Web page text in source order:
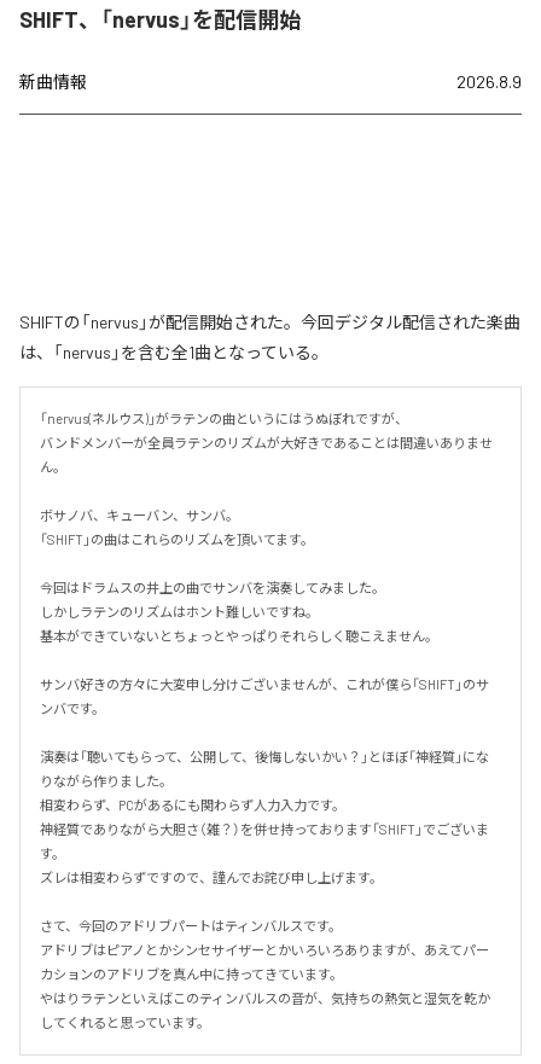
SHIFT、「nervus」を配信開始
新曲情報 2026.8.9
SHIFTの「nervus」が配信開始された。今回デジタル配信された楽曲
は、「nervus」を含む全1曲となっている。
「nervus(ネルウス)」がラテンの曲というにはうぬぼれですが、
バンドメンバーが全員ラテンのリズムが大好きであることは間違いありませ
ん。
ボサノバ、キューバン、サンバ。
「SHIFT」の曲はこれらのリズムを頂いてます。
今回はドラムスの井上の曲でサンバを演奏してみました。
しかしラテンのリズムはホント難しいですね。
基本ができていないとちょっとやっぱりそれらしく聴こえません。
サンバ好きの方々に大変申し分けございませんが、これが僕ら「SHIFT」のサ
ンバです。
演奏は「聴いてもらって、公開して、後悔しないかい？」とほぼ「神経質」にな
りながら作りました。
相変わらず、PCがあるにも関わらず人力入力です。
神経質でありながら大胆さ（雑？）を併せ持っております「SHIFT」でございま
す。
ズレは相変わらずですので、謹んでお詫び申し上げます。
さて、今回のアドリブパートはティンバルスです。
アドリブはピアノとかシンセサイザーとかいろいろありますが、あえてパー
カションのアドリブを真ん中に持ってきています。
やはりラテンといえばこのティンバルスの音が、気持ちの熱気と湿気を乾か
してくれると思っています。